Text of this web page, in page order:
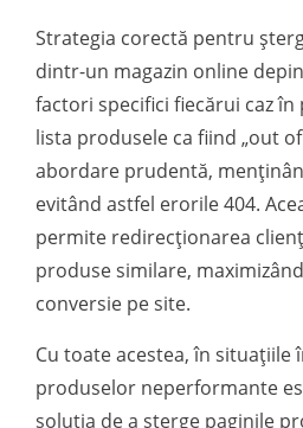
Strategia corectă pentru
dintr-un magazin online
factori specifici fiecărui caz în
lista produsele ca fiind „out
abordare prudentă,
evitând astfel erorile 404.
permite redirecționarea
produse similare,
conversie pe site.
Cu toate acestea, în situațiile
produselor neperformante
soluția de a șterge paginile